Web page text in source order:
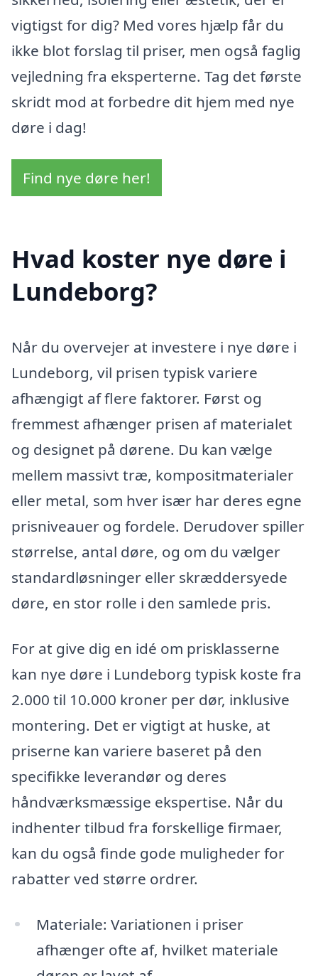
vigtigst for dig? Med vores hjælp får du
ikke blot forslag til priser, men også faglig
vejledning fra eksperterne. Tag det første
skridt mod at forbedre dit hjem med nye
døre i dag!
Find nye døre her!
Hvad koster nye døre i
Lundeborg?
Når du overvejer at investere i nye døre i
Lundeborg, vil prisen typisk variere
afhængigt af flere faktorer. Først og
fremmest afhænger prisen af materialet
og designet på dørene. Du kan vælge
mellem massivt træ, kompositmaterialer
eller metal, som hver især har deres egne
prisniveauer og fordele. Derudover spiller
størrelse, antal døre, og om du vælger
standardløsninger eller skræddersyede
døre, en stor rolle i den samlede pris.
For at give dig en idé om prisklasserne
kan nye døre i Lundeborg typisk koste fra
2.000 til 10.000 kroner per dør, inklusive
montering. Det er vigtigt at huske, at
priserne kan variere baseret på den
specifikke leverandør og deres
håndværksmæssige ekspertise. Når du
indhenter tilbud fra forskellige firmaer,
kan du også finde gode muligheder for
rabatter ved større ordrer.
Materiale: Variationen i priser
afhænger ofte af, hvilket materiale